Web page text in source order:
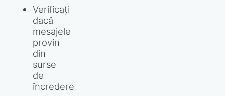
Verificați
dacă
mesajele
provin
din
surse
de
încredere